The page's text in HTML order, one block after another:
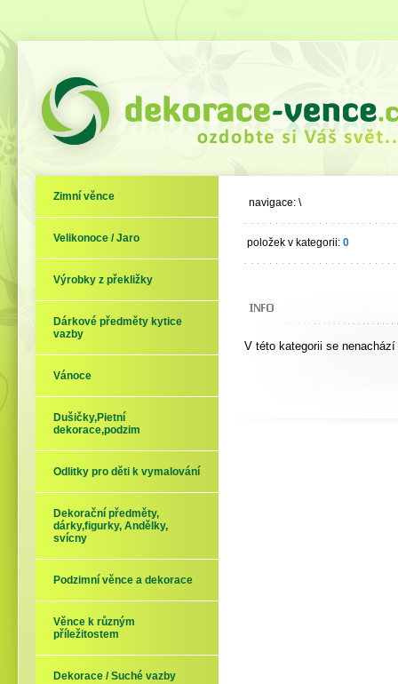
Zimní věnce
Velikonoce / Jaro
Výrobky z překližky
Dárkové předměty kytice
vazby
Vánoce
Dušičky,Pietní
dekorace,podzim
Odlitky pro děti k vymalování
Dekorační předměty,
dárky,figurky, Andělky,
svícny
Podzimní věnce a dekorace
Věnce k různým
příležitostem
Dekorace / Suché vazby
navigace: \
položek v kategorii: 0
V této kategorii se